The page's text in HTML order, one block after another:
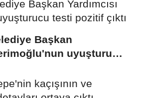
Başkan
uyuşturucu